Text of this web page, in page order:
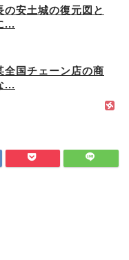
の安土城の復元図と
...
全国チェーン店の商
...